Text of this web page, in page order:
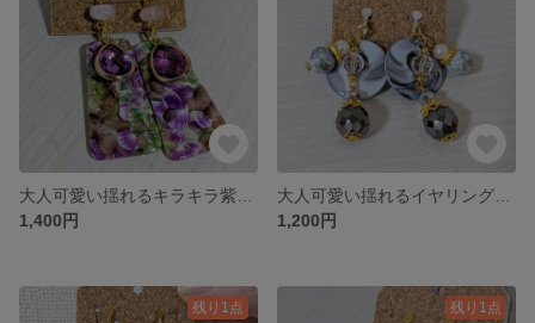
1,400円
1,200円
残り1点 残り1点